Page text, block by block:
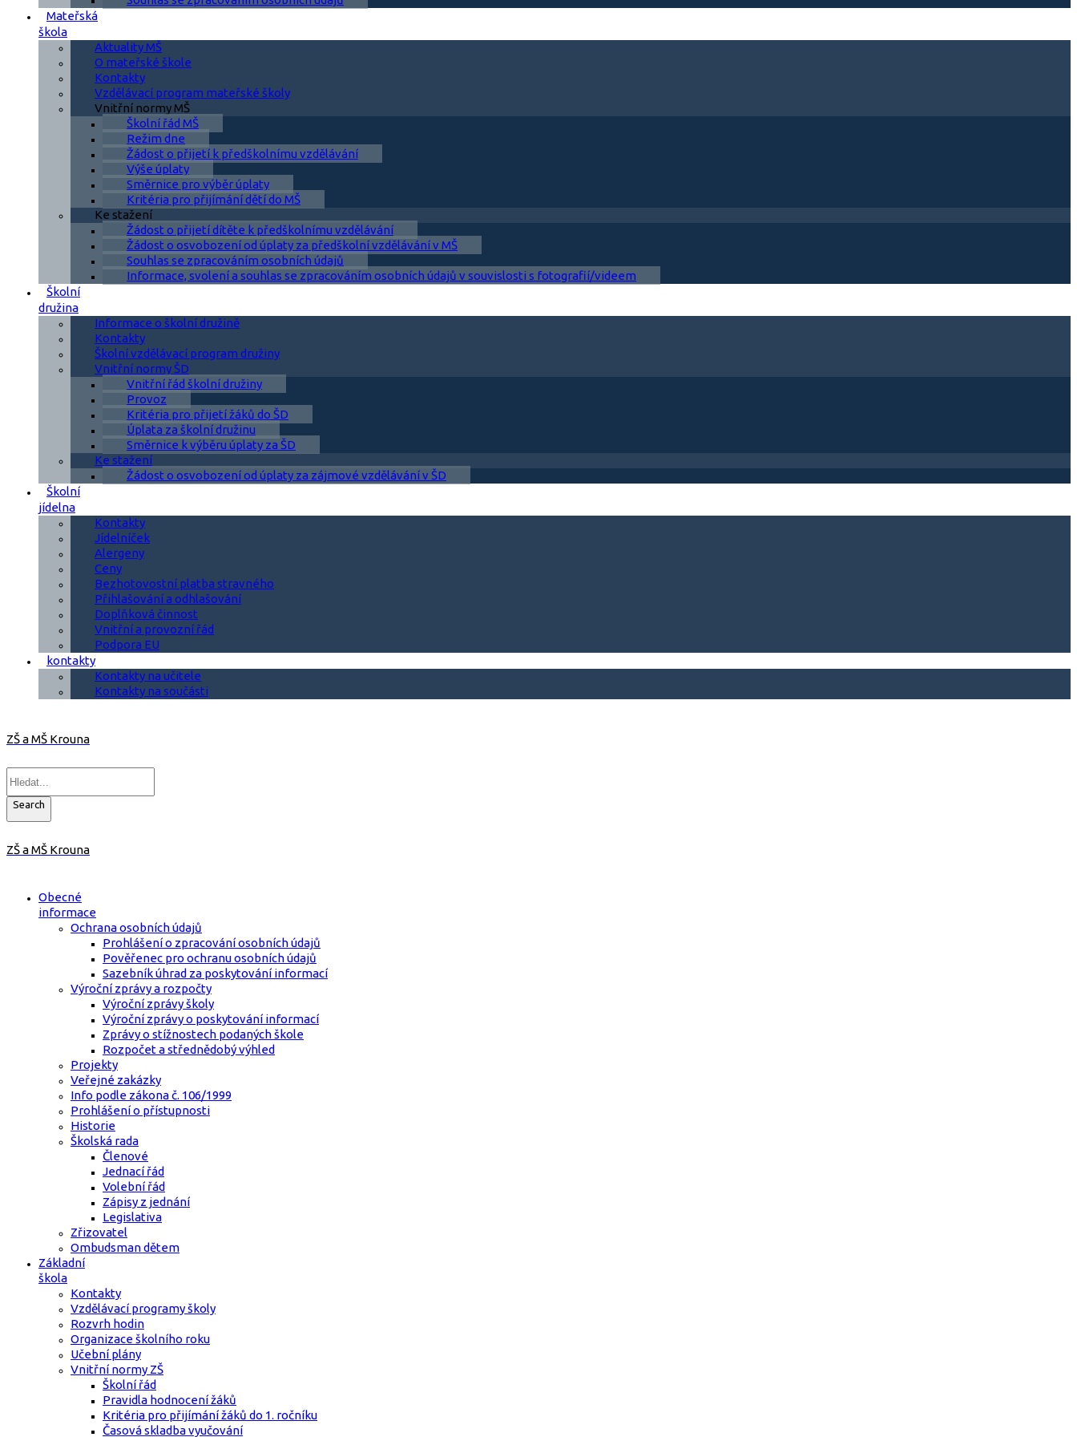
Mateřská
škola
Aktuality MŠ
O mateřské škole
Kontakty
Vzdělávací program mateřské školy
Vnitřní normy MŠ
Školní řád MŠ
Režim dne
Žádost o přijetí k předškolnímu vzdělávání
Výše úplaty
Směrnice pro výběr úplaty
Kritéria pro přijímání dětí do MŠ
Ke stažení
Žádost o přijetí dítěte k předškolnímu vzdělávání
Žádost o osvobození od úplaty za předškolní vzdělávání v MŠ
Souhlas se zpracováním osobních údajů
Informace, svolení a souhlas se zpracováním osobních údajů v souvislosti s fotografií/videem
Školní
družina
Informace o školní družině
Kontakty
Školní vzdělávací program družiny
Vnitřní normy ŠD
Vnitřní řád školní družiny
Provoz
Kritéria pro přijetí žáků do ŠD
Úplata za školní družinu
Směrnice k výběru úplaty za ŠD
Ke stažení
Žádost o osvobození od úplaty za zájmové vzdělávání v ŠD
Školní
jídelna
Kontakty
Jídelníček
Alergeny
Ceny
Bezhotovostní platba stravného
Přihlašování a odhlašování
Doplňková činnost
Vnitřní a provozní řád
Podpora EU
kontakty
Kontakty na učitele
Kontakty na součásti
ZŠ a MŠ Krouna
Search
ZŠ a MŠ Krouna
Obecné
informace
Ochrana osobních údajů
Prohlášení o zpracování osobních údajů
Pověřenec pro ochranu osobních údajů
Sazebník úhrad za poskytování informací
Výroční zprávy a rozpočty
Výroční zprávy školy
Výroční zprávy o poskytování informací
Zprávy o stížnostech podaných škole
Rozpočet a střednědobý výhled
Projekty
Veřejné zakázky
Info podle zákona č. 106/1999
Prohlášení o přístupnosti
Historie
Školská rada
Členové
Jednací řád
Volební řád
Zápisy z jednání
Legislativa
Zřizovatel
Ombudsman dětem
Základní
škola
Kontakty
Vzdělávací programy školy
Rozvrh hodin
Organizace školního roku
Učební plány
Vnitřní normy ZŠ
Školní řád
Pravidla hodnocení žáků
Kritéria pro přijímání žáků do 1. ročníku
Časová skladba vyučování